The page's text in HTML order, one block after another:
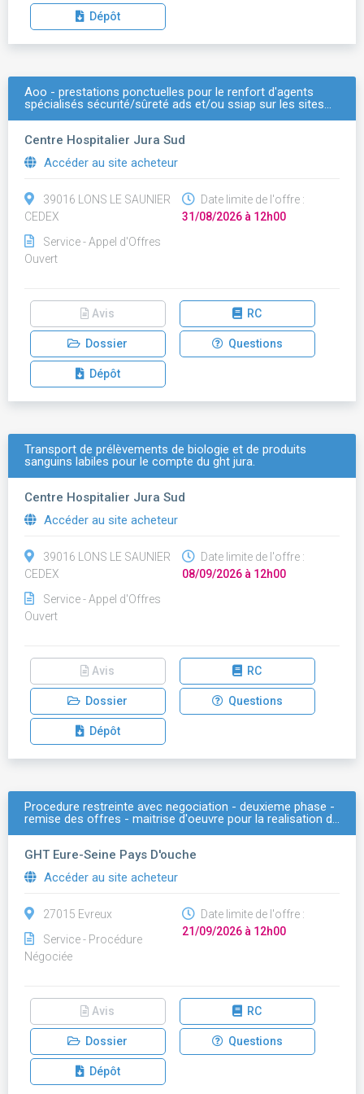
Dépôt
Aoo - prestations ponctuelles pour le renfort d'agents
spécialisés sécurité/sûreté ads et/ou ssiap sur les sites…
Centre Hospitalier Jura Sud
Accéder au site acheteur
39016 LONS LE SAUNIER
CEDEX
Service - Appel d'Offres
Ouvert
Date limite de l'offre :
31/08/2026 à 12h00
Avis RC
Dossier Questions
Dépôt
Transport de prélèvements de biologie et de produits
sanguins labiles pour le compte du ght jura.
Centre Hospitalier Jura Sud
Accéder au site acheteur
39016 LONS LE SAUNIER
CEDEX
Service - Appel d'Offres
Ouvert
Date limite de l'offre :
08/09/2026 à 12h00
Avis RC
Dossier Questions
Dépôt
Procedure restreinte avec negociation - deuxieme phase -
remise des offres - maitrise d'oeuvre pour la realisation d…
GHT Eure-Seine Pays D'ouche
Accéder au site acheteur
27015 Evreux
Service - Procédure
Négociée
Date limite de l'offre :
21/09/2026 à 12h00
Avis RC
Dossier Questions
Dépôt